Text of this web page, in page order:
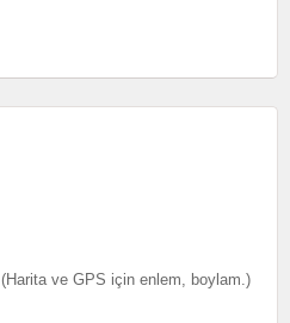
(Harita ve GPS için enlem, boylam.)